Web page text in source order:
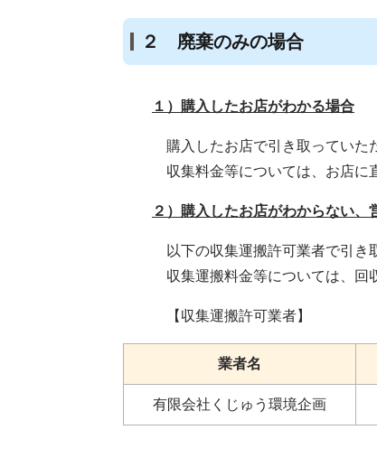
２ 廃棄のみの場合
１）購入したお店がわかる場合
購入したお店で引き取っていただ
収集料金等については、お店に直
２）購入したお店がわからない
以下の収集運搬許可業者で引き取
収集運搬料金等については、回収
【収集運搬許可業者】
業者名
有限会社くじゅう環境企画